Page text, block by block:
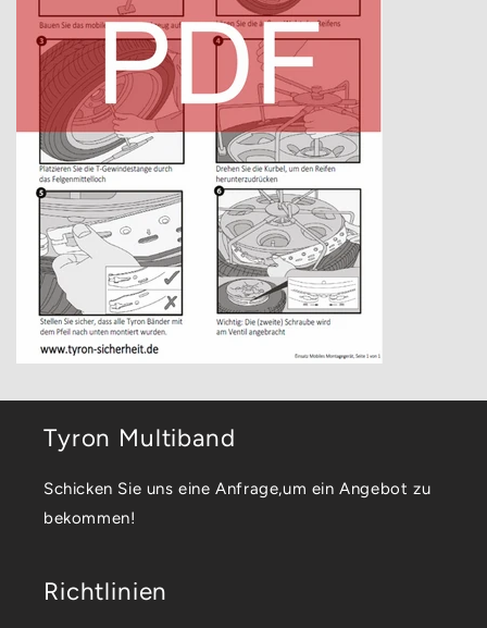
Tyron Multiband
Schicken Sie uns eine Anfrage,um ein Angebot zu
bekommen!
Richtlinien